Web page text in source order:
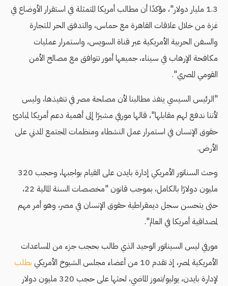
1.3 مليار دولار"، مؤكدًا أن مطالب أمريكا المتمثلة في استقرار الأوضاع في
غزة من خلال علاقات القاهرة مع حماس، والتدفق الحر للتجارة
والسفن الحربية الأمريكية عبر قناة السويس، واستمرار عمليات
مكافحة الإرهاب في سيناء، جميعها أمور تتوافق مع مصالح الأمن
القومي المصري".
"الرئيس السيسي ينفذ مطالبنا لأن مصلحة مصر في تنفيذها، وليس
لأننا ندفع لهم مقابلها"، قالها مورفي مشيرًا إلى أهمية دعم أمريكا لمبادئ
حقوق الإنسان في استمرار عمل النشطاء ومنظمات المجتمع المدني على
الأرض.
وحث السناتور الأمريكي إدارة بايدن على القيام بواجبها، وحجب 320
مليون دولارًا بالكامل، بموجب قانون "مخصصات السنة المالية 22،
حتى يتحسن سجل ديمقراطية حقوق الإنسان في مصر، وهو أمر مهم
لمصداقية أمريكا في العالم".
مورفي ليس السيناتور الوحيد الذي طالب بحجب جزء من المساعدات
الأمريكية لمصر، إذ تقدم 10 من أعضاء مجلس الشيوخ الأمريكي
بطلب
لإدارة بايدن، يوليو/تموز الماضي، لحثها على حجب 320 مليون دولار